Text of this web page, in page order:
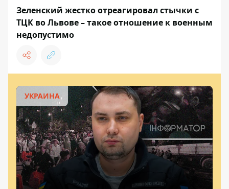
Зеленский жестко отреагировал стычки с
ТЦК во Львове – такое отношение к военным
недопустимо
УКРАИНА